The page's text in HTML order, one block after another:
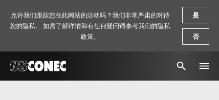
允许我们跟踪您在此网站的活动吗？我们非常严肃的对待
您的隐私。 如需了解详情和有任何疑问请参考我们的隐私
政策。
是
否